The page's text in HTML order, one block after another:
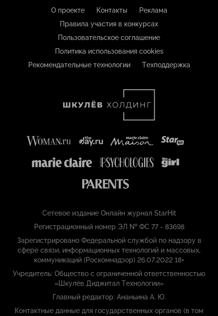
О проекте Контакты
Реклама
Правила участия в конкурсах
Пользовательское соглашение
Политика использования cookies
Рекомендательные технологии
Техподдержка
Сетевое издание Онлайн журнал StarHit
Регистрационный номер ЭЛ № ФС 77 - 83698
Зарегистрировано Федеральной службой по надзору в
сфере связи, информационных технологий и массовых,
коммуникаций (Роскомнадзор) 26.07.2022 18+
Учредитель: Общество с ограниченной ответственностью
«Шкулёв Диджитал Технологии»
Главный редактор: Ананьина А. Ю.
Контактные данные для государственных органов (в том